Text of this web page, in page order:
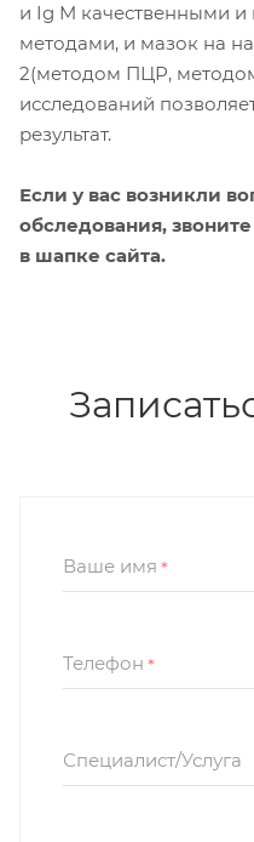
и Ig M качественными
методами, и мазок на
2(методом ПЦР,
исследований
результат.
Если у вас возникли
обследования,
в шапке сайта.
Ваше имя *
Телефон *
Специалист/Услуга